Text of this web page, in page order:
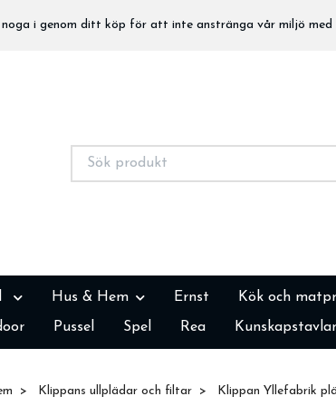
noga i genom ditt köp för att inte anstränga vår miljö
Hus & Hem Ernst Kök och
Pussel Spel Rea
Klippans ullplädar och filtar Klippan Yllefabrik